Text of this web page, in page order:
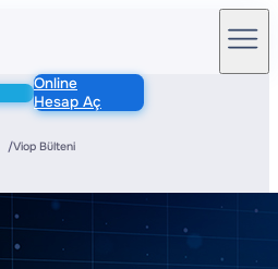
Online
Hesap Aç
/Viop Bülteni